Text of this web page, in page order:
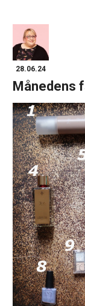
28.06.24
Månedens